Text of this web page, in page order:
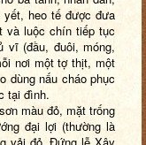
heo tế được đưa
và luộc chín tiếp tục
vĩ (đầu, đuôi, móng,
nơi một tợ thịt, một
dùng nấu cháo phục
tại đình.
màu đỏ, mặt trống
đại lợi (thường là